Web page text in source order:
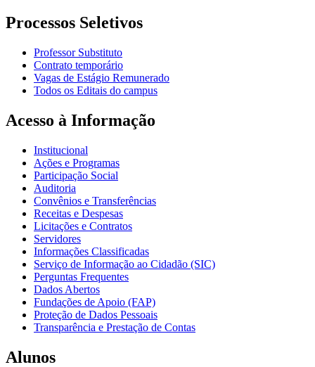
Processos Seletivos
Professor Substituto
Contrato temporário
Vagas de Estágio Remunerado
Todos os Editais do campus
Acesso à Informação
Institucional
Ações e Programas
Participação Social
Auditoria
Convênios e Transferências
Receitas e Despesas
Licitações e Contratos
Servidores
Informações Classificadas
Serviço de Informação ao Cidadão (SIC)
Perguntas Frequentes
Dados Abertos
Fundações de Apoio (FAP)
Proteção de Dados Pessoais
Transparência e Prestação de Contas
Alunos